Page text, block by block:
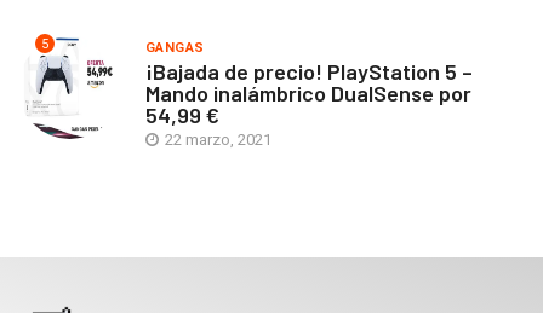
5 GANGAS
¡Bajada de precio! PlayStation 5 –
Mando inalámbrico DualSense por
54,99 €
22 marzo, 2021